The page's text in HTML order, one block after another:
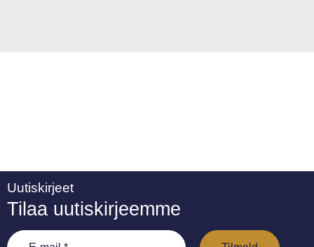
Uutiskirjeet
Tilaa uutiskirjeemme